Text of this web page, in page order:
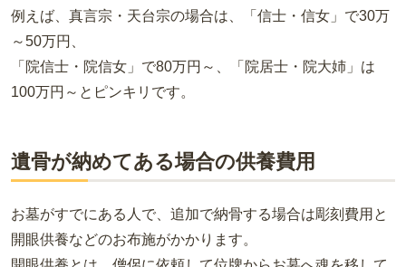
例えば、真言宗・天台宗の場合は、「信士・信女」で30万
～50万円、
「院信士・院信女」で80万円～、「院居士・院大姉」は
100万円～とピンキリです。
遺骨が納めてある場合の供養費用
お墓がすでにある人で、追加で納骨する場合は彫刻費用と
開眼供養などのお布施がかかります。